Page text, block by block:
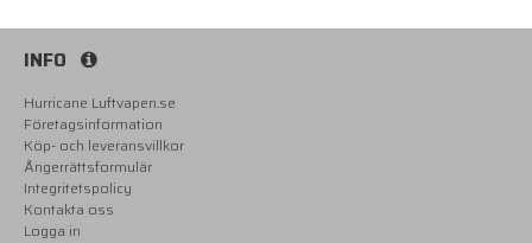
INFO
Hurricane Luftvapen.se
Företagsinformation
Köp- och leveransvillkor
Ångerrättsformulär
Integritetspolicy
Kontakta oss
Logga in